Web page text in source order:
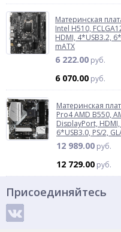
Материнская
Intel H510,
HDMI, 4*USB3.2,
mATX
6 222.00 руб.
6 070.00 руб.
Материнская
Pro4 AMD B550,
DisplayPort,
6*USB3.0, PS/2,
12 989.00 руб.
12 729.00 руб.
Присоединяйтесь